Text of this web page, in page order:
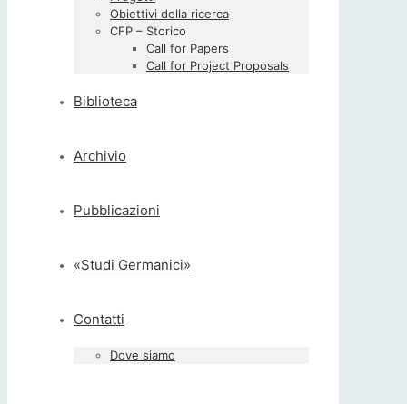
Obiettivi della ricerca
CFP – Storico
Call for Papers
Call for Project Proposals
Biblioteca
Archivio
Pubblicazioni
«Studi Germanici»
Contatti
Dove siamo